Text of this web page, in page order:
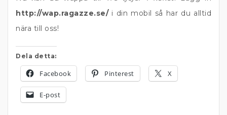
http://wap.ragazze.se/i din mobil så har du alltid
nära till oss!
Dela detta:
Facebook Pinterest X
E-post